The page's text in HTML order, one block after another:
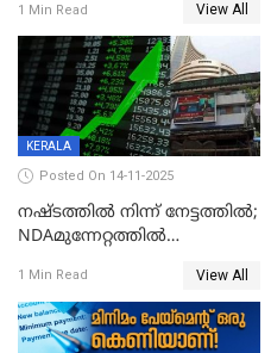
1 Min Read View All
KERALA
Posted On 14-11-2025
നഷ്ടത്തിൽ നിന്ന് നേട്ടത്തിൽ;
NDAമുന്നേറ്റത്തിൽ
1 Min Read View All